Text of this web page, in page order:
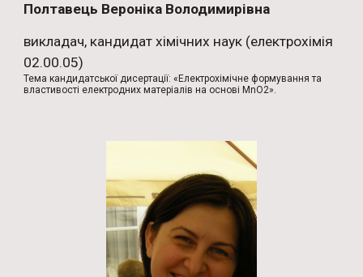
Полтавець Вероніка Володимирівна
викладач, кандидат хімічних наук (електрохімія
02.00.05)
Тема кандидатської дисертації: «Електрохімічне формування та
властивості електродних матеріалів на основі MnO2».